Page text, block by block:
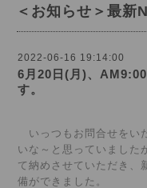
＜お知らせ＞最新
2022-06-16 19:14:00
6月20日(月)、
す。
いっつもお問合せをい
いな～と思っていました
て納めさせていただき、
備ができました。